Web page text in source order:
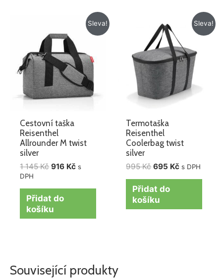
Sleva!
Cestovní taška
Reisenthel
Allrounder M twist
silver
1 145Kč
byla:
1
145 Kč.
916 Kč
Aktuální
cena
916 Kč.
s
DPH
Přidat do
košíku
Sleva!
Termotaška
Reisenthel
Coolerbag twist
silver
995Kč
cena
byla:
995 Kč.
695 Kč
Aktuální
cena
695 Kč.
s DPH
Přidat do
košíku
Související produkty